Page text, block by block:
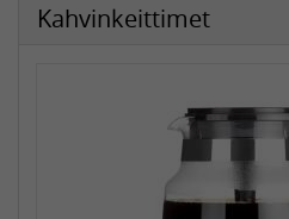
Kahvinkeittimet